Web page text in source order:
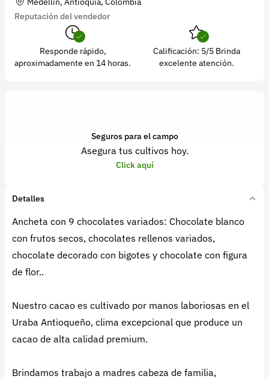
Reputación del vendedor
Responde rápido,
aproximadamente en 14 horas.
Calificación: 5/5 Brinda
excelente atención.
Seguros para el campo
Asegura tus cultivos hoy.
Click aquí
Detalles
Ancheta con 9 chocolates variados: Chocolate blanco
con frutos secos, chocolates rellenos variados,
chocolate decorado con bigotes y chocolate con figura
de flor..
Nuestro cacao es cultivado por manos laboriosas en el
Uraba Antioqueño, clima excepcional que produce un
cacao de alta calidad premium.
Brindamos trabajo a madres cabeza de familia,